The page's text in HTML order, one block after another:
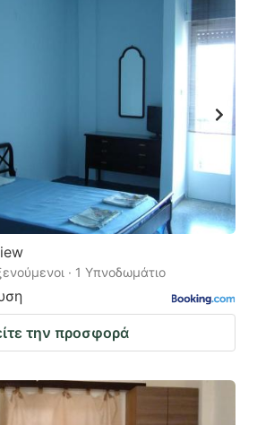
· 1 Υπνοδωμάτιο
την προσφορά